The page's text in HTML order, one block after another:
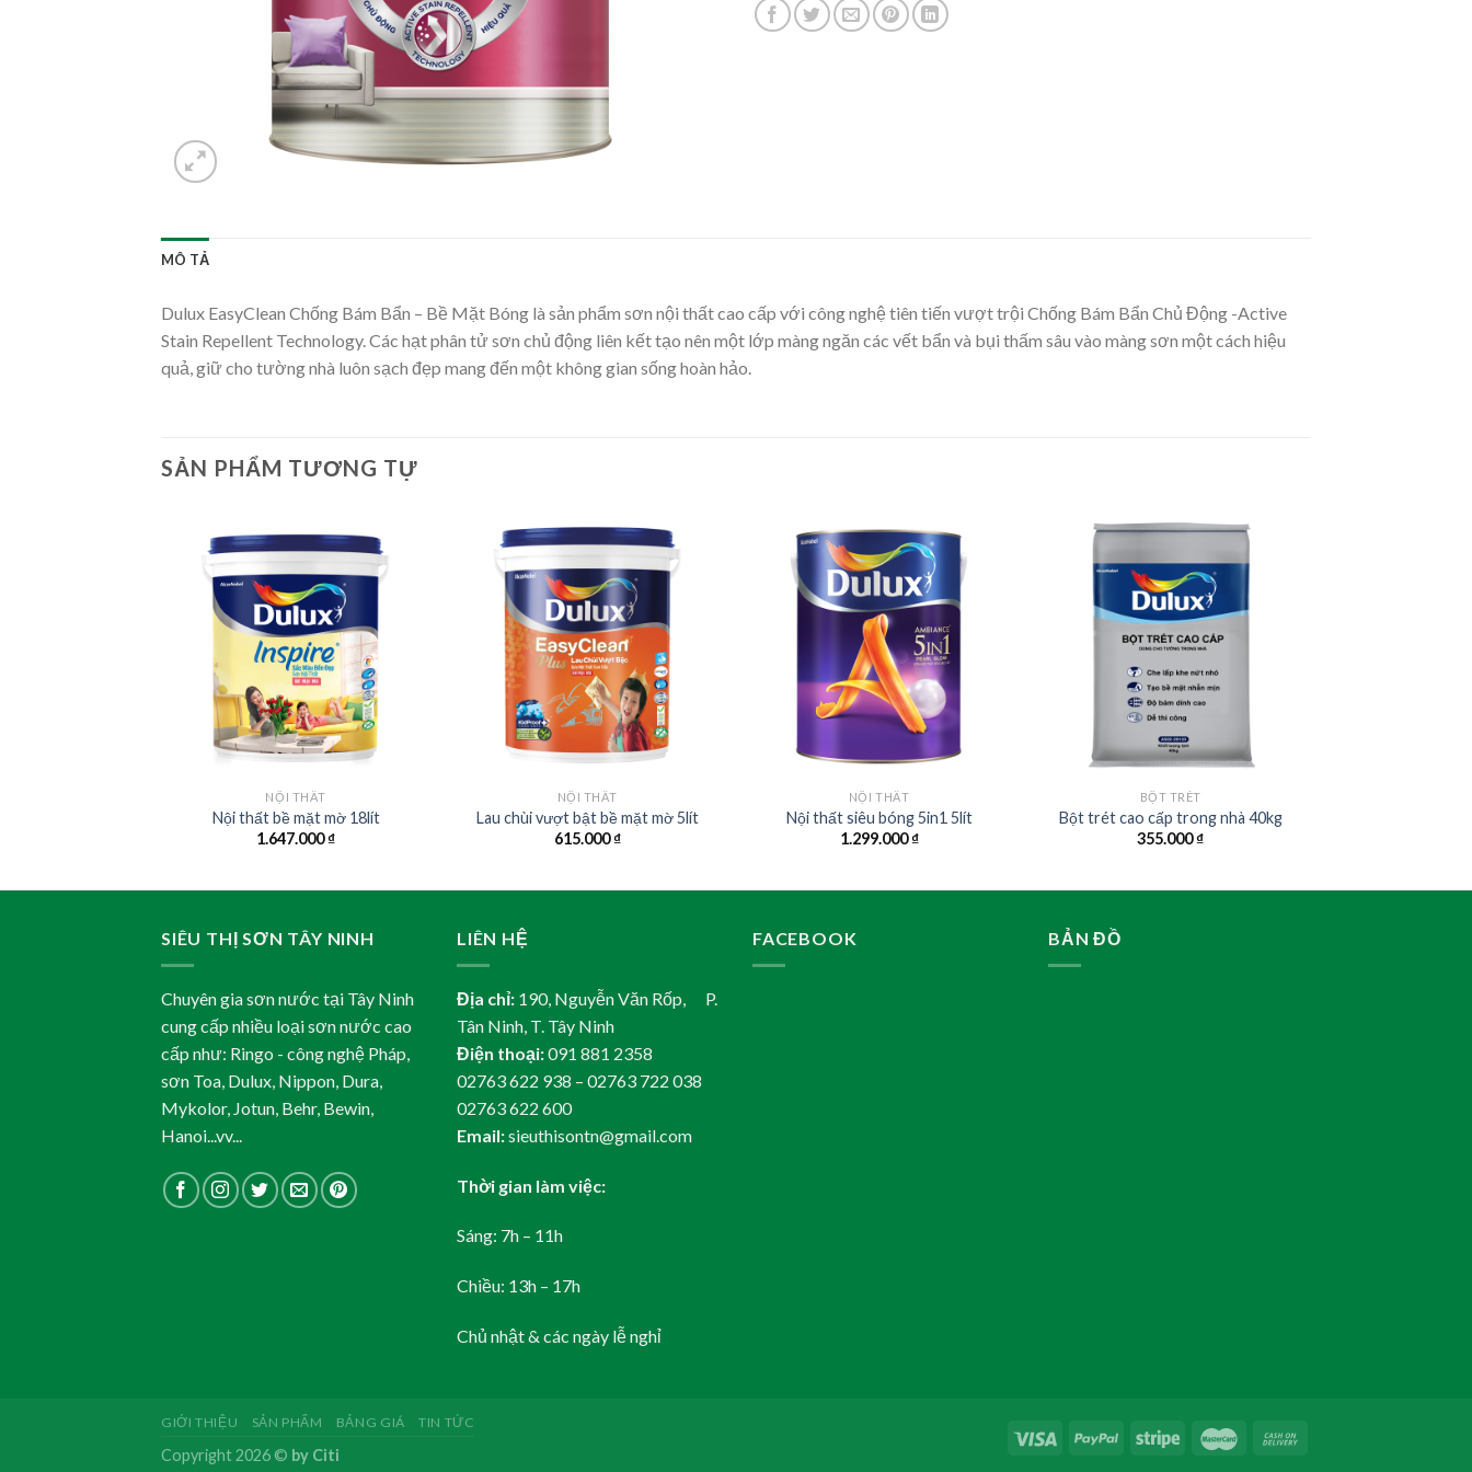
MÔ TẢ
Dulux EasyClean Chống Bám Bẩn – Bề Mặt Bóng là sản phẩm sơn nội thất cao cấp với công nghệ tiên tiến vượt trội Chống Bám Bẩn Chủ Động -Active
Stain Repellent Technology. Các hạt phân tử sơn chủ động liên kết tạo nên một lớp màng ngăn các vết bẩn và bụi thấm sâu vào màng sơn một cách hiệu
quả, giữ cho tường nhà luôn sạch đẹp mang đến một không gian sống hoàn hảo.
SẢN PHẨM TƯƠNG TỰ
NỘI THẤT
Nội thất bề mặt mờ 18lít
1.647.000₫
NỘI THẤT
Lau chùi vượt bật bề mặt mờ 5lít
615.000₫
NỘI THẤT
Nội thất siêu bóng 5in1 5lít
1.299.000₫
BỘT TRÉT
Bột trét cao cấp trong nhà 40kg
355.000₫
SIÊU THỊ SƠN TÂY NINH
Chuyên gia sơn nước tại Tây Ninh
cung cấp nhiều loại sơn nước cao
cấp như: Ringo - công nghệ Pháp,
sơn Toa, Dulux, Nippon, Dura,
Mykolor, Jotun, Behr, Bewin,
Hanoi...vv...
LIÊN HỆ
Địa chỉ: 190, Nguyễn Văn Rốp, P.
Tân Ninh, T. Tây Ninh
Điện thoại:091 881 2358
02763 622 938 – 02763 722 038
02763 622 600
Email:sieuthisontn@gmail.com
Thời gian làm việc:
Sáng: 7h – 11h
Chiều: 13h – 17h
Chủ nhật & các ngày lễ nghỉ
FACEBOOK BẢN ĐỒ
GIỚI THIỆU SẢN PHẨM BẢNG GIÁ TIN TỨC
Copyright 2026 © by Citi